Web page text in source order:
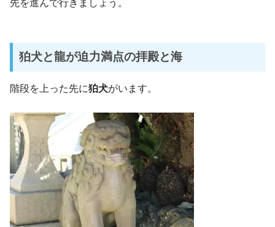
先を進んで行きましょう。
狛犬と龍が迫力満点の拝殿と海
階段を上った先に狛犬がいます。